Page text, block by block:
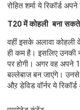
रोहित शर्मा ये रिकॉर्ड
T20 में कोहली बना
वहीं इसके अलावा कोहली
ही कम है। इसलिए उनकी
पर होगी। अगर वह अपने
बल्लेबाज बन जाएंगे। उनसे
औऱ डेविड वॉर्नर ये